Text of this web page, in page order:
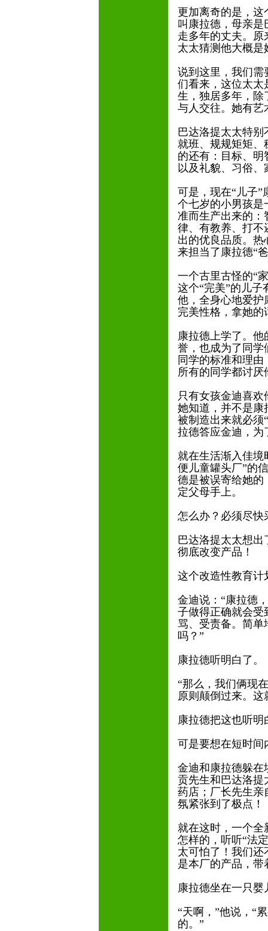
更加离奇的是，
叫康拉德，母亲
走多年的丈夫。
太太猜测他大概
说到这里，我们需
们看来，这位太太
生，独居多年，除
与人交往。她有艺
巴达洛提太太特
就班、规规矩矩、
的还有：目标、
以及礼貌、习俗
可是，现在“儿子
个七岁的小男孩是
准而生产出来的：
律、有教养、打
出的优良品质。
来担当了康拉德“
一个古里古怪的“
这个“完美”的儿
他，全身心地爱护
完美性格，拿她
康拉德上学了。
誉，也成为了同学
同学的标准和理
所有的同学都讨
只有女孩金迪喜
她知道，并不是康
被制造出来就必须
拉德答应金迪，
就在生活渐入佳境
便儿童罐头厂”的
德是被误寄给她的
定父母手上。
怎么办？必须尽
巴达洛提太太想
彻底改变产品！
这个改造性教育
金迪说：“康拉德
子做得正确就会受
骂、受责备。简单
吗？”
康拉德听明白了。
“那么，我们俩现
原则颠倒过来。
康拉德把这也听
可是要想在短时间
金迪和康拉德躲在
贡先生和巴达洛提
药店；厂长先生亲
氛紧张到了极点！
就在这时，一个全
怎样的，听听“法
太可怕了！我们还
是本厂的产品，
康拉德坐在一只
“天啊，”他说，“
的。”